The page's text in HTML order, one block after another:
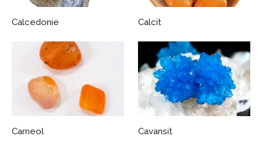
Calcedonie Calcit
Carneol Cavansit